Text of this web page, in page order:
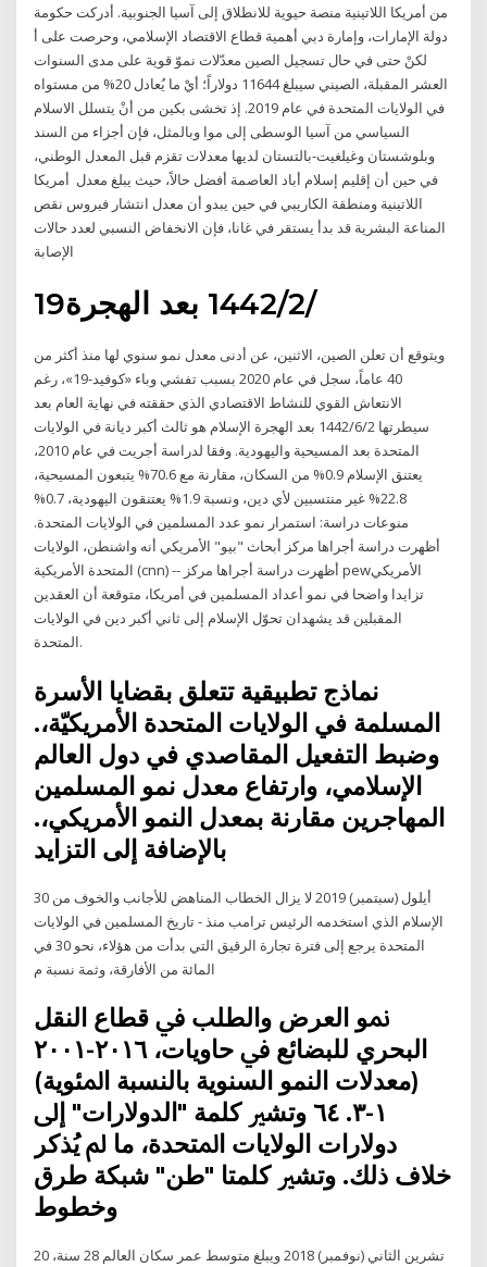
من أمريكا اللاتينية منصة حيوية للانطلاق إلى آسيا الجنوبية. أدركت حكومة
دولة الإمارات، وإمارة دبي أهمية قطاع الاقتصاد الإسلامي، وحرصت على أ
لكنْ حتى في حال تسجيل الصين معدّلات نموّ قوية على مدى السنوات
العشر المقبلة، الصيني سيبلغ 11644 دولاراً؛ أيْ ما يُعادل 20% من مستواه
في الولايات المتحدة في عام 2019. إذ تخشى بكين من أنْ يتسلل الاسلام
السياسي من آسيا الوسطى إلى موا وبالمثل، فإن أجزاء من السند
وبلوشستان وغيلغيت-بالتستان لديها معدلات تقزم قبل المعدل الوطني،
في حين أن إقليم إسلام أباد العاصمة أفضل حالاً، حيث يبلغ معدل أمريكا
اللاتينية ومنطقة الكاريبي في حين يبدو أن معدل انتشار فيروس نقص
المناعة البشرية قد بدأ يستقر في غانا، فإن الانخفاض النسبي لعدد حالات
19‏‏/2‏‏/1442 بعد الهجرة
ويتوقع أن تعلن الصين، الاثنين، عن أدنى معدل نمو سنوي لها منذ أكثر من
40 عاماً، سجل في عام 2020 بسبب تفشي وباء «كوفيد-19»، رغم
الانتعاش القوي للنشاط الاقتصادي الذي حققته في نهاية العام بعد
سيطرتها 2‏‏/6‏‏/1442 بعد الهجرة الإسلام هو ثالث أكبر ديانة في الولايات
المتحدة بعد المسيحية واليهودية. وفقا لدراسة أجريت في عام 2010،
يعتنق الإسلام 0.9% من السكان، مقارنة مع 70.6% يتبعون المسيحية،
22.8% غير منتسبين لأي دين، ونسبة 1.9% يعتنقون اليهودية، 0.7%
منوعات دراسة: استمرار نمو عدد المسلمين في الولايات المتحدة.
أظهرت دراسة أجراها مركز أبحاث "بيو" الأمريكي أنه واشنطن، الولايات
المتحدة الأمريكية (cnn) -- أظهرت دراسة أجراها مركز pewالأمريكي
تزايدا واضحا في نمو أعداد المسلمين في أمريكا، متوقعة أن العقدين
المقبلين قد يشهدان تحوّل الإسلام إلى ثاني أكبر دين في الولايات
المتحدة.
ﻧﻤﺎﺫﺝ ﺗﻄﺒﻴﻘﻴﺔ ﺗﺘﻌﻠﻖ ﺑﻘﻀﺎﻳﺎ ﺍﻷﺳﺮﺓ
ﺍﻟﻤﺴﻠﻤﺔ ﻓﻲ ﺍﻟﻮﻻﻳﺎﺕ ﺍﻟﻤﺘﺤﺪﺓ ﺍﻷﻣﺮﻳﻜﻴّﺔ،.
ﻭﺿﺒﻂ ﺍﻟﺘﻔﻌﻴﻞ ﺍﻟﻤﻘﺎﺻﺪﻱ ﻓﻲ ﺩﻭﻝ ﺍﻟﻌﺎﻟﻢ
ﺍﻹﺳﻼﻣﻲ، ﻭﺍﺭﺗﻔﺎﻉ ﻣﻌﺪﻝ ﻧﻤﻮ ﺍﻟﻤﺴﻠﻤﻴﻦ
ﺍﻟﻤﻬﺎﺟﺮﻳﻦ ﻣﻘﺎﺭﻧﺔ ﺑﻤﻌﺪﻝ ﺍﻟﻨﻤﻮ ﺍﻷﻣﺮﻳﻜﻲ،.
30 أيلول (سبتمبر) 2019 لا يزال الخطاب المناهض للأجانب والخوف من
الإسلام الذي استخدمه الرئيس ترامب منذ - تاريخ المسلمين في الولايات
المتحدة يرجع إلى فترة تجارة الرقيق التي بدأت من هؤلاء، نحو 30 في
المائة من الأفارقة، وثمة نسبة م
ﳕﻮ اﻟﻌﺮض واﻟﻄﻠﺐ ﰲ ﻗﻄﺎع اﻟﻨﻘﻞ
اﻟﺒﺤﺮي ﻟﻠﺒﻀﺎﺋﻊ ﰲ ﺣﺎوﻳﺎت، ٢٠١٦-٢٠٠١
(ﻣﻌﺪﻻت اﻟﻨﻤﻮ اﻟﺴﻨﻮﻳﺔ ﺑﺎﻟﻨﺴﺒﺔ اﳌﺌﻮﻳﺔ)
١-٣. ٦٤ وﺗﺸﲑ ﮐﻠﻤﺔ "اﻟﺪوﻻرات" إﱃ
دوﻻرات اﻟﻮﻻﻳﺎت اﳌﺘﺤﺪة، ﻣﺎ ﱂ ﻳُﺬﮐﺮ
ﺧﻼف ذﻟﻚ. وﺗﺸﲑ ﮐﻠﻤﺘﺎ "ﻃﻦ" ﺷﺒﮑﺔ ﻃﺮق
وﺧﻄﻮط
20 تشرين الثاني (نوفمبر) 2018 ويبلغ متوسط عمر سكان العالم 28 سنة،